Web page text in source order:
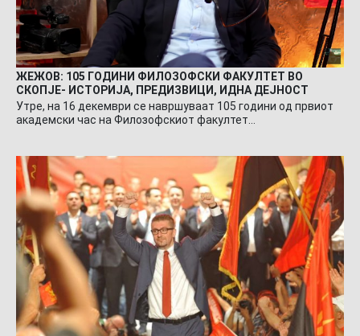
ЖЕЖОВ: 105 ГОДИНИ ФИЛОЗОФСКИ ФАКУЛТЕТ ВО
СКОПЈЕ- ИСТОРИЈА, ПРЕДИЗВИЦИ, ИДНА ДЕЈНОСТ
Утре, на 16 декември се навршуваат 105 години од првиот
академски час на Филозофскиот факултет…